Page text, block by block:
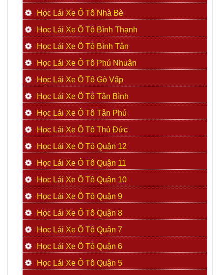
Học Lái Xe Ô Tô Nhà Bè
Học Lái Xe Ô Tô Bình Thạnh
Học Lái Xe Ô Tô Bình Tân
Học Lái Xe Ô Tô Phú Nhuận
Học Lái Xe Ô Tô Gò Vấp
Học Lái Xe Ô Tô Tân Bình
Học Lái Xe Ô Tô Tân Phú
Học Lái Xe Ô Tô Thủ Đức
Học Lái Xe Ô Tô Quận 12
Học Lái Xe Ô Tô Quận 11
Học Lái Xe Ô Tô Quận 10
Học Lái Xe Ô Tô Quận 9
Học Lái Xe Ô Tô Quận 8
Học Lái Xe Ô Tô Quận 7
Học Lái Xe Ô Tô Quận 6
Học Lái Xe Ô Tô Quận 5